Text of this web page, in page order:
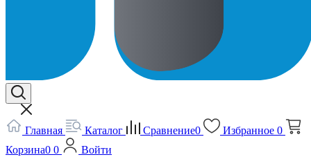
Главная Каталог Сравнение0 Избранное 0
Корзина0 0
Войти